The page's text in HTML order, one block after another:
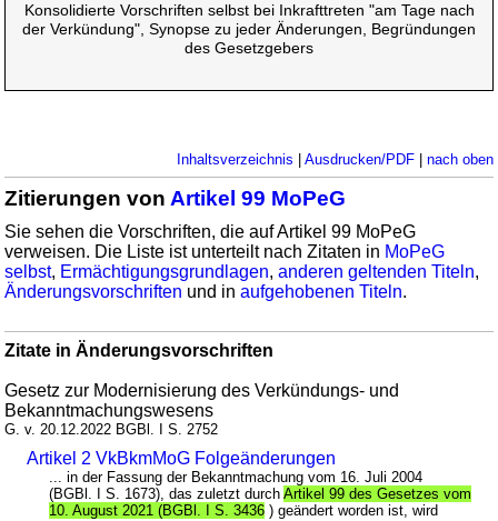
Konsolidierte Vorschriften selbst bei Inkrafttreten "am Tage nach
der Verkündung", Synopse zu jeder Änderungen, Begründungen
des Gesetzgebers
Inhaltsverzeichnis Ausdrucken/PDF| nach oben
Zitierungen von Artikel 99 MoPeG
Sie sehen die Vorschriften, die auf Artikel 99 MoPeG
verweisen. Die Liste ist unterteilt nach Zitaten in MoPeG
selbst, Ermächtigungsgrundlagen,anderen geltenden Titeln,
Änderungsvorschriften und inaufgehobenen Titeln.
Zitate in Änderungsvorschriften
Gesetz zur Modernisierung des Verkündungs- und
Bekanntmachungswesens
G. v. 20.12.2022 BGBl. I S. 2752
Artikel 2 VkBkmMoG Folgeänderungen
... in der Fassung der Bekanntmachung vom 16. Juli 2004
(BGBl. I S. 1673), das zuletzt durchArtikel 99 des Gesetzes vom
10. August 2021 (BGBl. I S. 3436 ) geändert worden ist, wird